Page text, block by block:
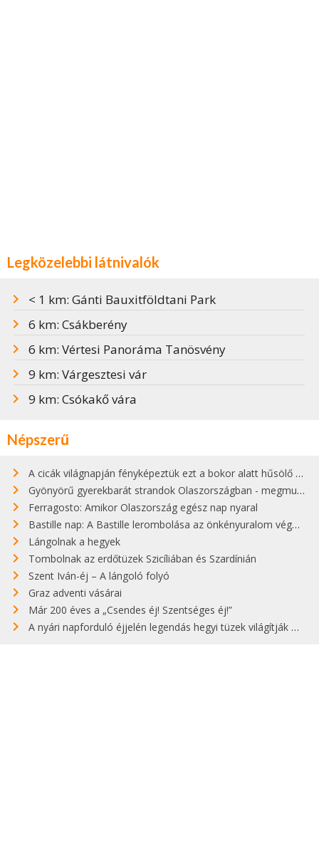
Legközelebbi látnivalók
< 1 km: Gánti Bauxitföldtani Park
6 km: Csákberény
6 km: Vértesi Panoráma Tanösvény
9 km: Várgesztesi vár
9 km: Csókakő vára
Népszerű
A cicák világnapján fényképeztük ezt a bokor alatt hűsölő cicát Kisorosziban
Gyönyörű gyerekbarát strandok Olaszországban - megmutatjuk a 15 legjobbat
Ferragosto: Amikor Olaszország egész nap nyaral
Bastille nap: A Bastille lerombolása az önkényuralom végét jelentette
Lángolnak a hegyek
Tombolnak az erdőtüzek Szicíliában és Szardínián
Szent Iván-éj – A lángoló folyó
Graz adventi vásárai
Már 200 éves a „Csendes éj! Szentséges éj!”
A nyári napforduló éjjelén legendás hegyi tüzek világítják meg Zugspitzét